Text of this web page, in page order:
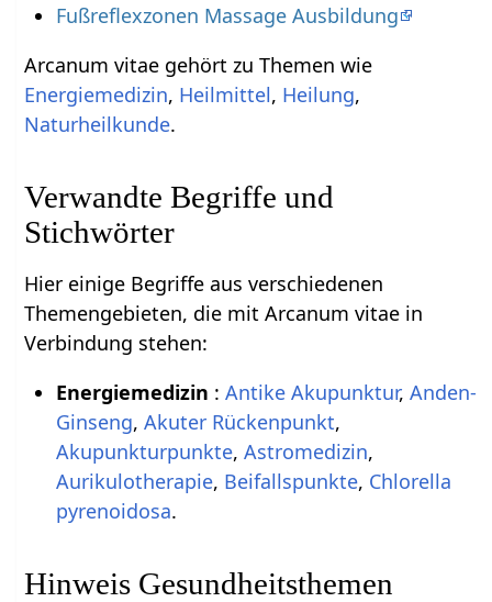
Fußreflexzonen Massage Ausbildung
Arcanum vitae gehört zu Themen wie
Energiemedizin, Heilmittel, Heilung,
Naturheilkunde.
Verwandte Begriffe und
Stichwörter
Hier einige Begriffe aus verschiedenen
Themengebieten, die mit Arcanum vitae in
Verbindung stehen:
Energiemedizin : Antike Akupunktur, Anden-
Ginseng, Akuter Rückenpunkt,
Akupunkturpunkte, Astromedizin,
Aurikulotherapie, Beifallspunkte, Chlorella
pyrenoidosa.
Hinweis Gesundheitsthemen